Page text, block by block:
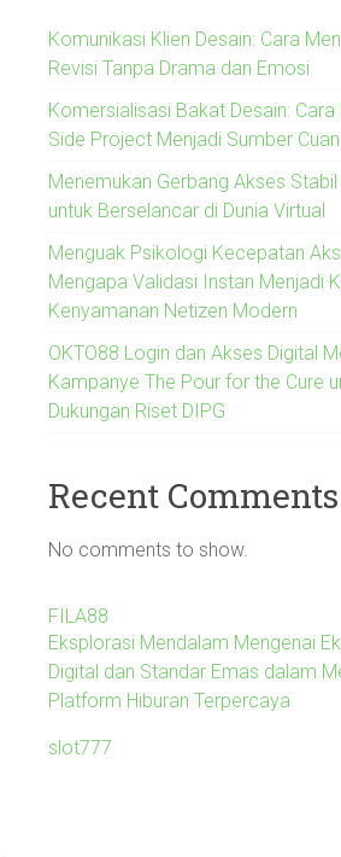
Komunikasi Klien Desain: Cara
Revisi Tanpa Drama dan Emosi
Komersialisasi Bakat Desain: Cara
Side Project Menjadi Sumber Cuan
Menemukan Gerbang Akses
untuk Berselancar di Dunia Virtual
Menguak Psikologi Kecepatan
Mengapa Validasi Instan Menjadi
Kenyamanan Netizen Modern
OKTO88 Login dan Akses Digital
Kampanye The Pour for the Cure
Dukungan Riset DIPG
Recent Comments
No comments to show.
FILA88
Eksplorasi Mendalam Mengenai
Digital dan Standar Emas dalam
Platform Hiburan Terpercaya
slot777